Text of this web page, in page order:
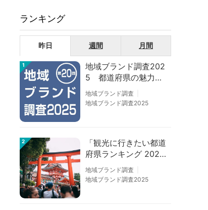
ランキング
昨日 週間 月間
1
地域ブランド調査202
5 都道府県の魅力度
等調査結果
地域ブランド調査
地域ブランド調査2025
2
「観光に行きたい都道
府県ランキング 202
6」京都は低下、神奈
川上昇
地域ブランド調査
地域ブランド調査2025